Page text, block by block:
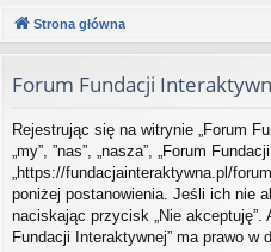
ce
…
a
Strona główna
Forum Fundacji
Rejestrując się na witrynie „Forum
„my”, ”nas”, „nasza”, „Forum
„https://fundacjainteraktywna.pl/
poniżej postanowienia. Jeśli ich nie
naciskając przycisk „Nie akceptuję”.
Fundacji Interaktywnej” ma prawo